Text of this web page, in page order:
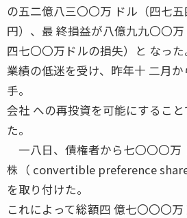
の五二億八三〇〇万 ドル（四七
円）、最 終損益が八億九九〇〇
四七〇〇万ドルの損失）と なった
業績の低迷を受け、昨年十 二月
手。
会社 への再投資を可能にするこ
た。
一八日、債権者から七〇〇〇万
株（ convertible preference
を取り付けた。
これによって総額四 億七〇〇〇